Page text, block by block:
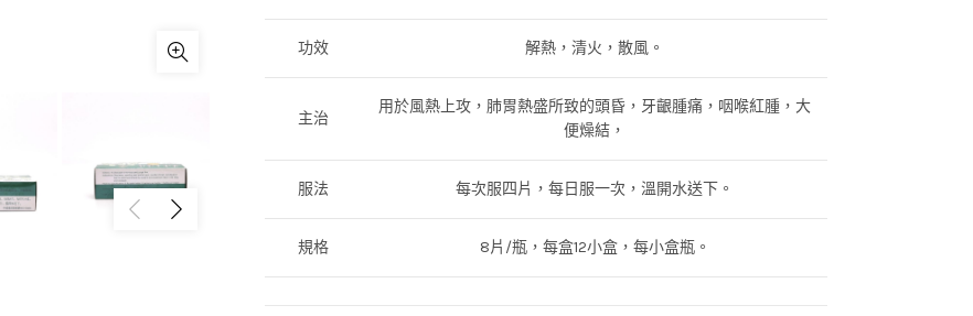
功效 解熱，清火，散風。
主治
用於風熱上攻，肺胃熱盛所致的頭昏，牙齦腫痛，咽喉紅腫，大
便燥結，
服法 每次服四片，每日服一次，溫開水送下。
規格 8片/瓶，每盒12小盒，每小盒瓶。